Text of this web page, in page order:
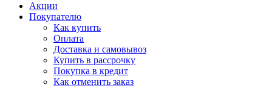
Акции
Покупателю
Как купить
Оплата
Доставка и самовывоз
Купить в рассрочку
Покупка в кредит
Как отменить заказ